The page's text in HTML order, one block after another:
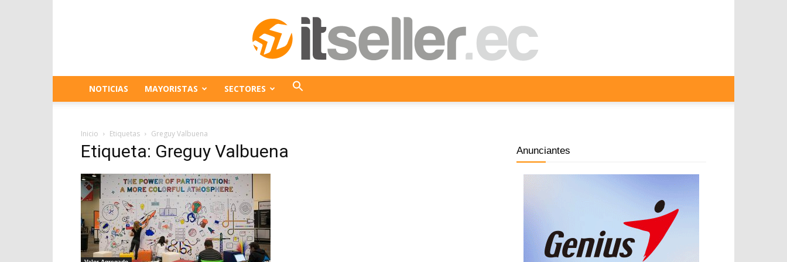
ITseller
NOTICIAS MAYORISTAS SECTORES
Inicio Etiquetas Greguy Valbuena
Etiqueta: Greguy Valbuena Anunciantes